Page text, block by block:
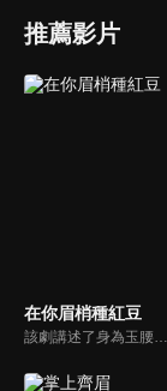
推薦影片
在你眉梢種紅豆